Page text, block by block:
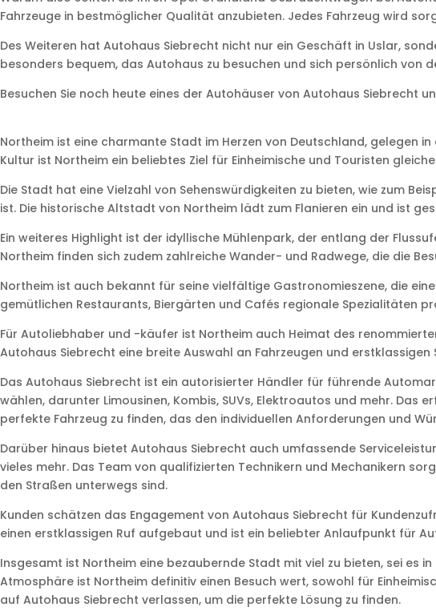
Fahrzeuge in bestmöglicher Qualität anzubieten. Jedes Fahrzeug wird
Des Weiteren hat Autohaus Siebrecht nicht nur ein Geschäft in Uslar,
besonders bequem, das Autohaus zu besuchen und sich persönlich
Besuchen Sie noch heute eines der Autohäuser von Autohaus Siebrecht
Northeim ist eine charmante Stadt im Herzen von Deutschland, gelegen
Kultur ist Northeim ein beliebtes Ziel für Einheimische und Touristen
Die Stadt hat eine Vielzahl von Sehenswürdigkeiten zu bieten, wie zum
ist. Die historische Altstadt von Northeim lädt zum Flanieren ein und ist
Ein weiteres Highlight ist der idyllische Mühlenpark, der entlang der
Northeim finden sich zudem zahlreiche Wander- und Radwege, die die
Northeim ist auch bekannt für seine vielfältige Gastronomieszene, die
gemütlichen Restaurants, Biergärten und Cafés regionale Spezialitäten
Für Autoliebhaber und -käufer ist Northeim auch Heimat des
Autohaus Siebrecht eine breite Auswahl an Fahrzeugen und erstklassigen
Das Autohaus Siebrecht ist ein autorisierter Händler für führende
wählen, darunter Limousinen, Kombis, SUVs, Elektroautos und mehr.
perfekte Fahrzeug zu finden, das den individuellen Anforderungen und
Darüber hinaus bietet Autohaus Siebrecht auch umfassende
vieles mehr. Das Team von qualifizierten Technikern und Mechanikern
den Straßen unterwegs sind.
Kunden schätzen das Engagement von Autohaus Siebrecht für
einen erstklassigen Ruf aufgebaut und ist ein beliebter Anlaufpunkt für
Insgesamt ist Northeim eine bezaubernde Stadt mit viel zu bieten, sei es
Atmosphäre ist Northeim definitiv einen Besuch wert, sowohl für
auf Autohaus Siebrecht verlassen, um die perfekte Lösung zu finden.